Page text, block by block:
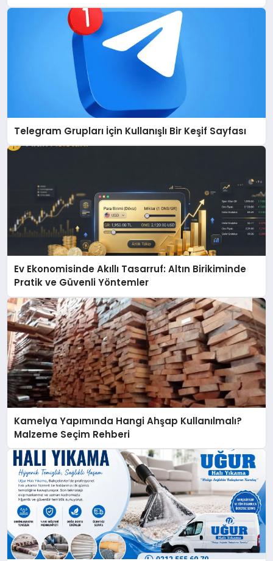
Telegram Grupları İçin Kullanışlı Bir Keşif Sayfası
Ev Ekonomisinde Akıllı Tasarruf: Altın Birikiminde
Pratik ve Güvenli Yöntemler
Kamelya Yapımında Hangi Ahşap Kullanılmalı?
Malzeme Seçim Rehberi